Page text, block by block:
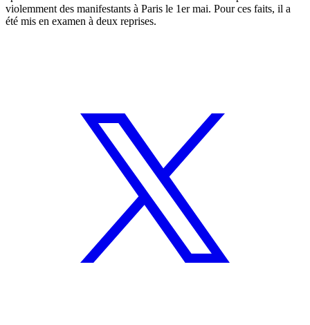
violemment des manifestants à Paris le 1er mai. Pour ces faits, il a
été mis en examen à deux reprises.